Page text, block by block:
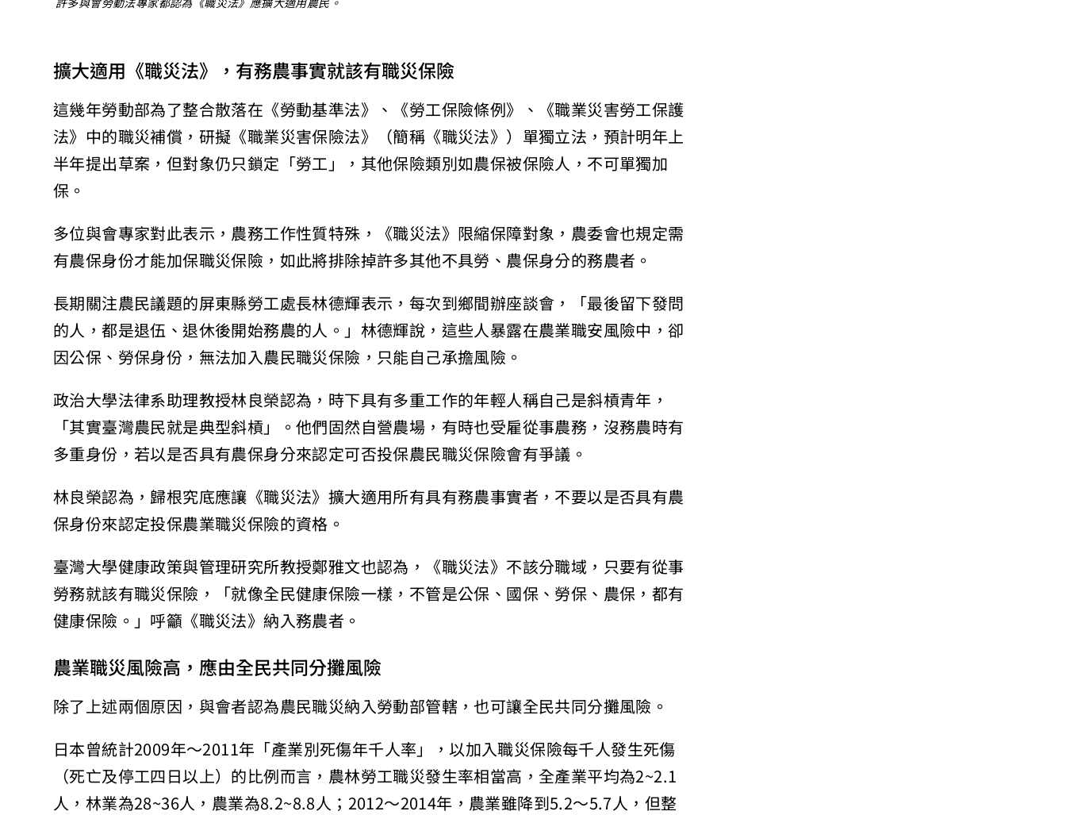
擴大適用《職災法》，有務農事實就該有職災保險
這幾年勞動部為了整合散落在《勞動基準法》、《勞工保險條例》、《職業災害勞工保護
法》中的職災補償，研擬《職業災害保險法》（簡稱《職災法》）單獨立法，預計明年上
半年提出草案，但對象仍只鎖定「勞工」，其他保險類別如農保被保險人，不可單獨加
保。
多位與會專家對此表示，農務工作性質特殊，《職災法》限縮保障對象，農委會也規定需
有農保身份才能加保職災保險，如此將排除掉許多其他不具勞、農保身分的務農者。
長期關注農民議題的屏東縣勞工處長林德輝表示，每次到鄉間辦座談會，「最後留下發問
的人，都是退伍、退休後開始務農的人。」林德輝說，這些人暴露在農業職安風險中，卻
因公保、勞保身份，無法加入農民職災保險，只能自己承擔風險。
政治大學法律系助理教授林良榮認為，時下具有多重工作的年輕人稱自己是斜槓青年，
「其實臺灣農民就是典型斜槓」。他們固然自營農場，有時也受雇從事農務，沒務農時有
多重身份，若以是否具有農保身分來認定可否投保農民職災保險會有爭議。
林良榮認為，歸根究底應讓《職災法》擴大適用所有具有務農事實者，不要以是否具有農
保身份來認定投保農業職災保險的資格。
臺灣大學健康政策與管理研究所教授鄭雅文也認為，《職災法》不該分職域，只要有從事
勞務就該有職災保險，「就像全民健康保險一樣，不管是公保、國保、勞保、農保，都有
健康保險。」呼籲《職災法》納入務農者。
農業職災風險高，應由全民共同分攤風險
除了上述兩個原因，與會者認為農民職災納入勞動部管轄，也可讓全民共同分攤風險。
日本曾統計2009年～2011年「產業別死傷年千人率」，以加入職災保險每千人發生死傷
（死亡及停工四日以上）的比例而言，農林勞工職災發生率相當高，全產業平均為2~2.1
人，林業為28~36人，農業為8.2~8.8人；2012～2014年，農業雖降到5.2～5.7人，但整